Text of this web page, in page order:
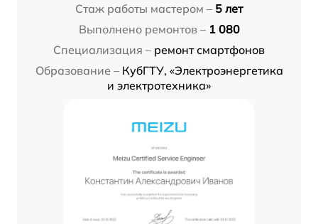
Стаж работы мастером – 5 лет
Выполнено ремонтов – 1 080
Специализация – ремонт смартфонов
Образование – КубГТУ, «Электроэнергетика
и электротехника»